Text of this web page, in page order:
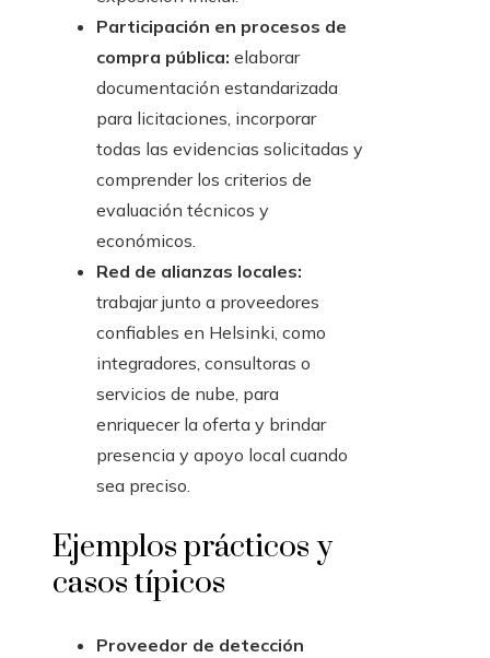
Participación en procesos de
compra pública: elaborar
documentación estandarizada
para licitaciones, incorporar
todas las evidencias solicitadas y
comprender los criterios de
evaluación técnicos y
económicos.
Red de alianzas locales:
trabajar junto a proveedores
confiables en Helsinki, como
integradores, consultoras o
servicios de nube, para
enriquecer la oferta y brindar
presencia y apoyo local cuando
sea preciso.
Ejemplos prácticos y
casos típicos
Proveedor de detección